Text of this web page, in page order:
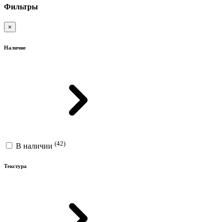
Фильтры
×
Наличие
В наличии (42)
Текстура